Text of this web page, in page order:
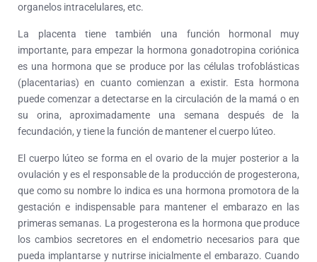
organelos intracelulares, etc.
La placenta tiene también una función hormonal muy
importante, para empezar la hormona gonadotropina coriónica
es una hormona que se produce por las células trofoblásticas
(placentarias) en cuanto comienzan a existir. Esta hormona
puede comenzar a detectarse en la circulación de la mamá o en
su orina, aproximadamente una semana después de la
fecundación, y tiene la función de mantener el cuerpo lúteo.
El cuerpo lúteo se forma en el ovario de la mujer posterior a la
ovulación y es el responsable de la producción de progesterona,
que como su nombre lo indica es una hormona promotora de la
gestación e indispensable para mantener el embarazo en las
primeras semanas. La progesterona es la hormona que produce
los cambios secretores en el endometrio necesarios para que
pueda implantarse y nutrirse inicialmente el embarazo. Cuando